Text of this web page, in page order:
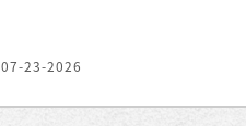
07-23-2026